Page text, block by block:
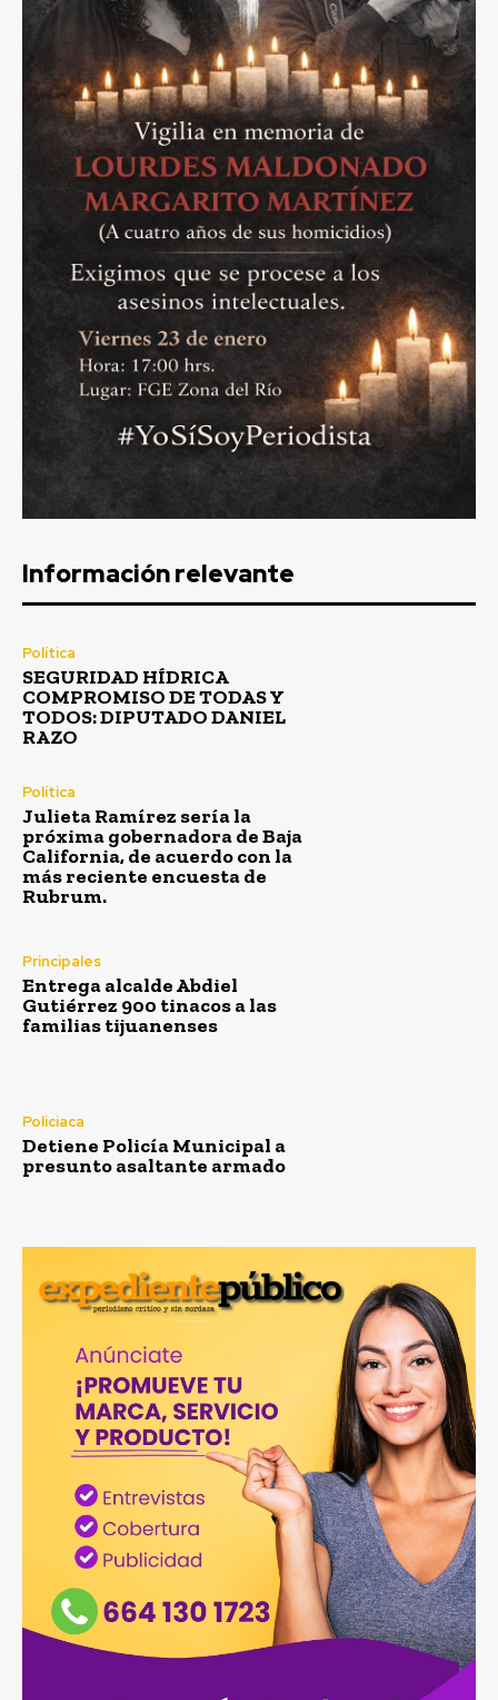
Información relevante
Política
SEGURIDAD HÍDRICA
COMPROMISO DE TODAS Y
TODOS: DIPUTADO DANIEL
RAZO
Política
Julieta Ramírez sería la
próxima gobernadora de Baja
California, de acuerdo con la
más reciente encuesta de
Rubrum.
Principales
Entrega alcalde Abdiel
Gutiérrez 900 tinacos a las
familias tijuanenses
Policiaca
Detiene Policía Municipal a
presunto asaltante armado